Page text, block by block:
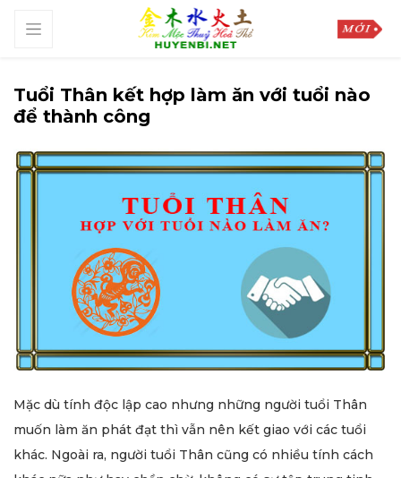
Tuổi Thân kết hợp làm ăn với tuổi nào
để thành công
Mặc dù tính độc lập cao nhưng những người tuổi Thân
muốn làm ăn phát đạt thì vẫn nên kết giao với các tuổi
khác. Ngoài ra, người tuổi Thân cũng có nhiều tính cách